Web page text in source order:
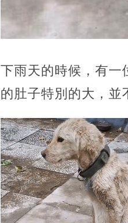
下雨天的時候，有一
的肚子特別的大，並